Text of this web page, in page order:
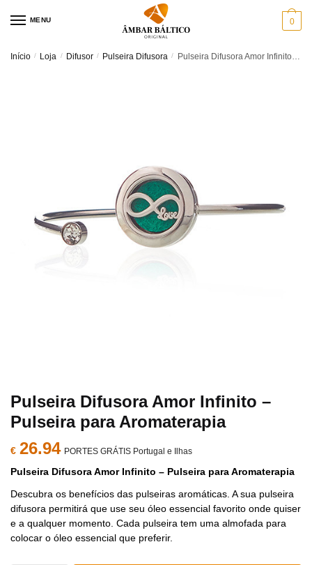
MENU 0
Início / Loja / Difusor / Pulseira Difusora / Pulseira Difusora Amor Infinito – Pulseira para Aromaterapia
Pulseira Difusora Amor Infinito –
Pulseira para Aromaterapia
€ 26.94 PORTES GRÁTIS Portugal e Ilhas
Pulseira Difusora Amor Infinito – Pulseira para Aromaterapia
Descubra os benefícios das pulseiras aromáticas. A sua pulseira
difusora permitirá que use seu óleo essencial favorito onde quiser
e a qualquer momento. Cada pulseira tem uma almofada para
colocar o óleo essencial que preferir.